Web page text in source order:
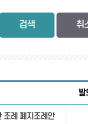
검색
발
조례 폐지조례안